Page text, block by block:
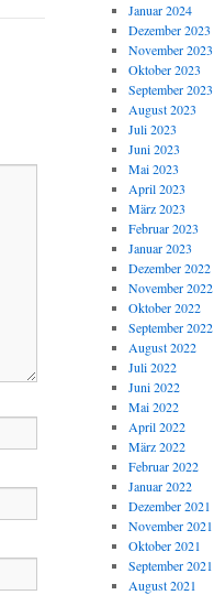
Januar 2024
Dezember 2023
November 2023
Oktober 2023
September 2023
August 2023
Juli 2023
Juni 2023
Mai 2023
April 2023
März 2023
Februar 2023
Januar 2023
Dezember 2022
November 2022
Oktober 2022
September 2022
August 2022
Juli 2022
Juni 2022
Mai 2022
April 2022
März 2022
Februar 2022
Januar 2022
Dezember 2021
November 2021
Oktober 2021
September 2021
August 2021